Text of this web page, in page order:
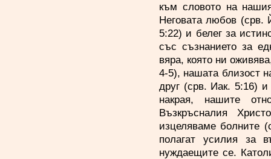
към словото на
Неговата любов (срв.
5:22) и белег за
със съзнанието за
вяра, която ни
4-5), нашата близост
друг (срв. Иак. 5:16)
накрая, нашите
Възкръсналия
изцеляваме болните
полагат усилия за
нуждаещите се.